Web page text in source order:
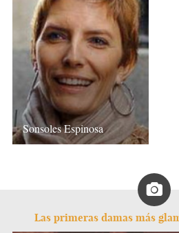
Sonsoles Espinosa
Las primeras damas más